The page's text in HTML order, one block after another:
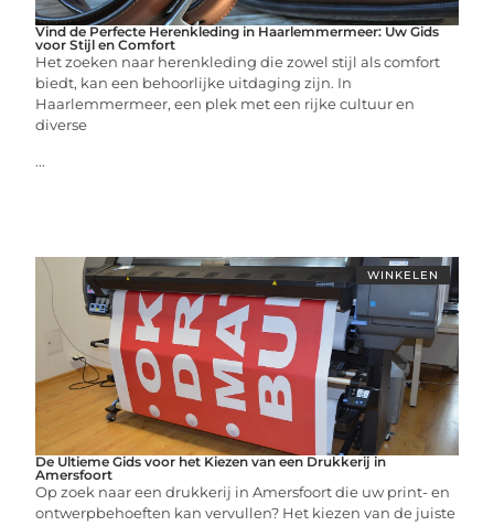
Vind de Perfecte Herenkleding in Haarlemmermeer: Uw Gids
voor Stijl en Comfort
Het zoeken naar herenkleding die zowel stijl als comfort
biedt, kan een behoorlijke uitdaging zijn. In
Haarlemmermeer, een plek met een rijke cultuur en
diverse
...
WINKELEN
De Ultieme Gids voor het Kiezen van een Drukkerij in
Amersfoort
Op zoek naar een drukkerij in Amersfoort die uw print- en
ontwerpbehoeften kan vervullen? Het kiezen van de juiste